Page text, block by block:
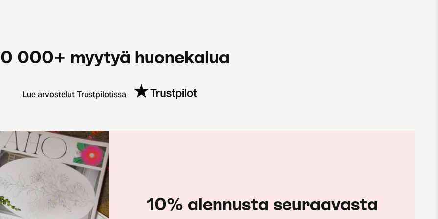
000+ myytyä huonekalua
Lue arvostelut Trustpilotissa
10% alennusta seuraavasta